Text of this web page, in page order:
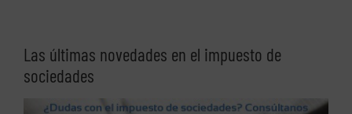
Las últimas novedades en el impuesto de
sociedades